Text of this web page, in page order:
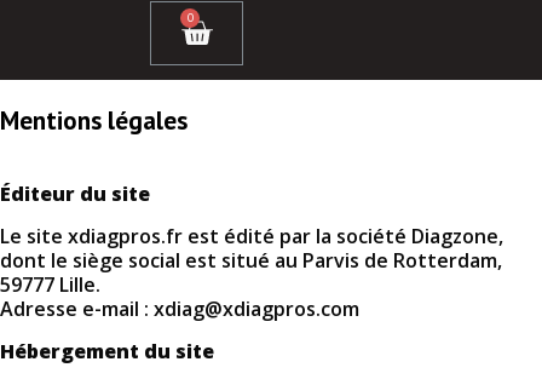
0
Mentions légales
Éditeur du site
Le site xdiagpros.fr est édité par la société Diagzone,
dont le siège social est situé au Parvis de Rotterdam,
59777 Lille.
Adresse e-mail : xdiag@xdiagpros.com
Hébergement du site